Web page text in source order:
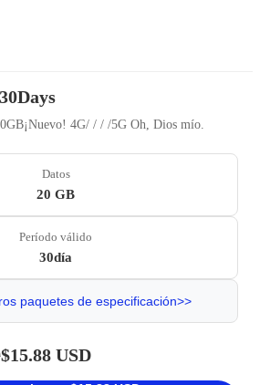
4G/ / / /5G Oh, Dios mío.
Datos
20 GB
Período válido
30día
paquetes de especificación>>
$15.88 USD